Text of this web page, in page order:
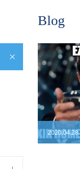
Blog
2020.04.28.